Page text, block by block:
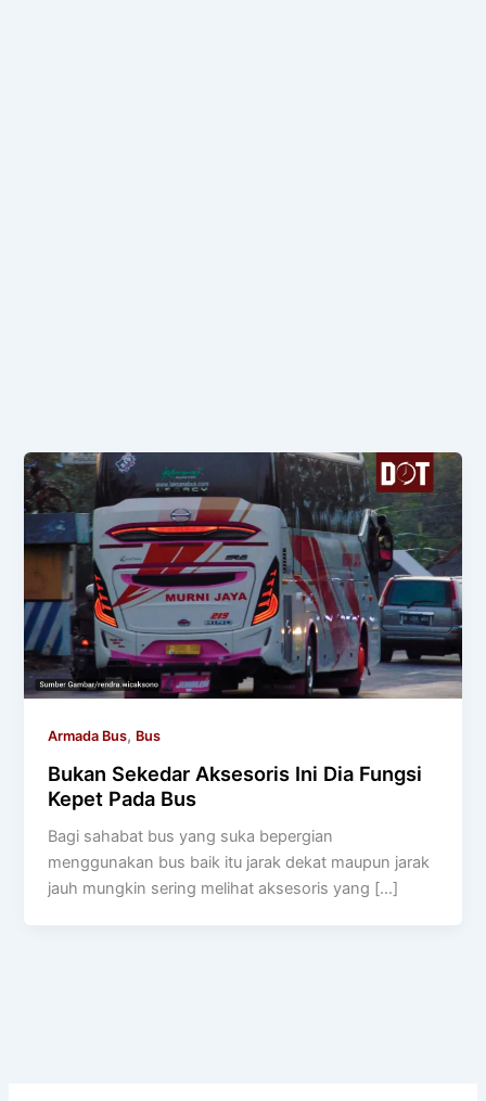
Armada Bus, Bus
Bukan Sekedar Aksesoris Ini Dia Fungsi
Kepet Pada Bus
Bagi sahabat bus yang suka bepergian
menggunakan bus baik itu jarak dekat maupun jarak
jauh mungkin sering melihat aksesoris yang […]